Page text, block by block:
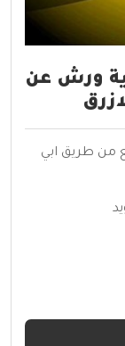
ورش عن
من طريق ابي